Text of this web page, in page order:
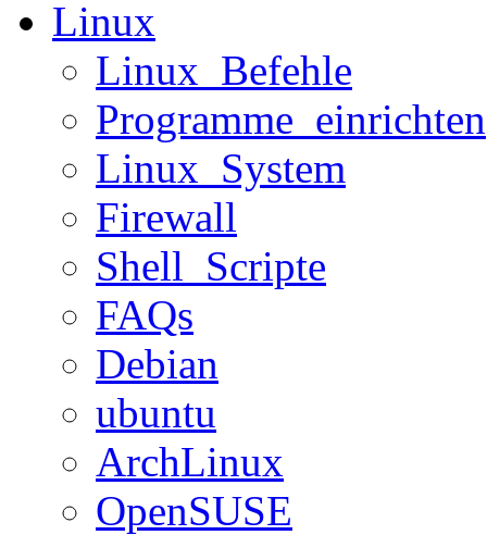
Linux
Linux_Befehle
Programme_einrichten
Linux_System
Firewall
Shell_Scripte
FAQs
Debian
ubuntu
ArchLinux
OpenSUSE